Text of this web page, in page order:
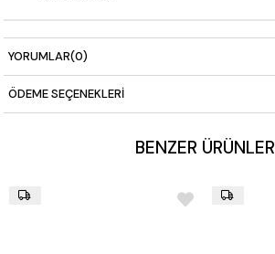
YORUMLAR(0)
ÖDEME SEÇENEKLERI
BENZER ÜRÜNLER